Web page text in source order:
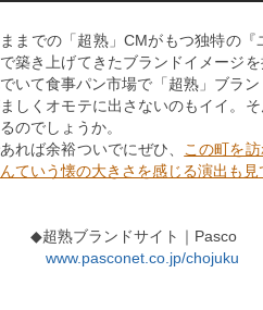
までの「超熟」CMがもつ独特の
築き上げてきたブランドイメージ
いて食事パン市場で「超熟」ブラ
しくオモテに出さないのもイイ。
のでしょうか。
れば余裕ついでにぜひ、
この町を
ていう懐の大きさを感じる演出も見
超熟ブランドサイト｜Pasco
www.pasconet.co.jp/chojuku